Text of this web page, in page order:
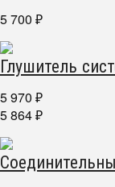
5 700 ₽
Глушитель
5 970 ₽
5 864 ₽